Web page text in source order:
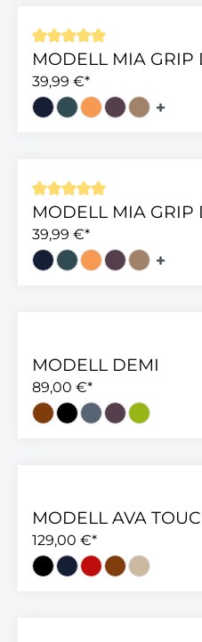
Durchschnittliche
MODELL MIA GRIP
39,99 €*
Durchschnittliche
MODELL MIA GRIP
39,99 €*
MODELL DEMI
89,00 €*
MODELL AVA
129,00 €*